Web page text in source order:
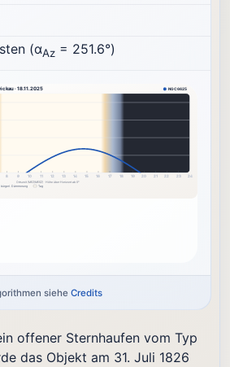
(αAz = 251.6°)
10 11 12 13 14 15 16 17 18 19 20 21 22 23 24
· 18.11.2025 NGC6625
bürgerl. Dämmerung Tag
Ortszeit (MEZ/MESZ) · Höhe über Horizont ab 0°
sieheCredits
offener Sternhaufen vom Typ
das Objekt am 31. Juli 1826